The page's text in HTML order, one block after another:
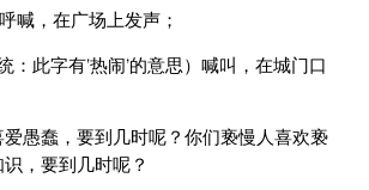
喊，在广场上发声；
：此字有‘热闹’的意思）喊叫，在城门口
爱愚蠢，要到几时呢？你们亵慢人喜欢亵
，要到几时呢？